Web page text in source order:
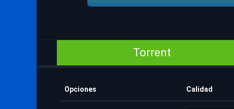
Torrent
Opciones Calidad